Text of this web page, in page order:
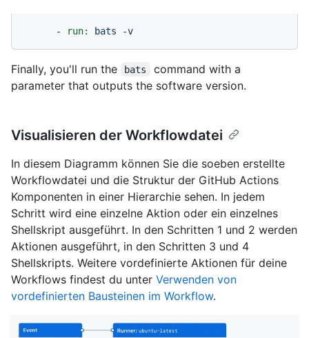
- run: bats -v
Finally, you'll run the bats
command with a
parameter that outputs the software version.
Visualisieren der Workflowdatei
In diesem Diagramm können Sie die soeben erstellte
Workflowdatei und die Struktur der GitHub Actions
Komponenten in einer Hierarchie sehen. In jedem
Schritt wird eine einzelne Aktion oder ein einzelnes
Shellskript ausgeführt. In den Schritten 1 und 2 werden
Aktionen ausgeführt, in den Schritten 3 und 4
Shellskripts. Weitere vordefinierte Aktionen für deine
Workflows findest du unter Verwenden von
vordefinierten Bausteinen im Workflow.